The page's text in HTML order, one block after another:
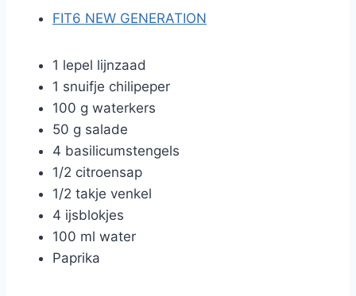
FIT6 NEW GENERATION
1 lepel lijnzaad
1 snuifje chilipeper
100 g waterkers
50 g salade
4 basilicumstengels
1/2 citroensap
1/2 takje venkel
4 ijsblokjes
100 ml water
Paprika